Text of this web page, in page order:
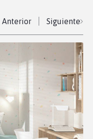
Anterior Siguiente